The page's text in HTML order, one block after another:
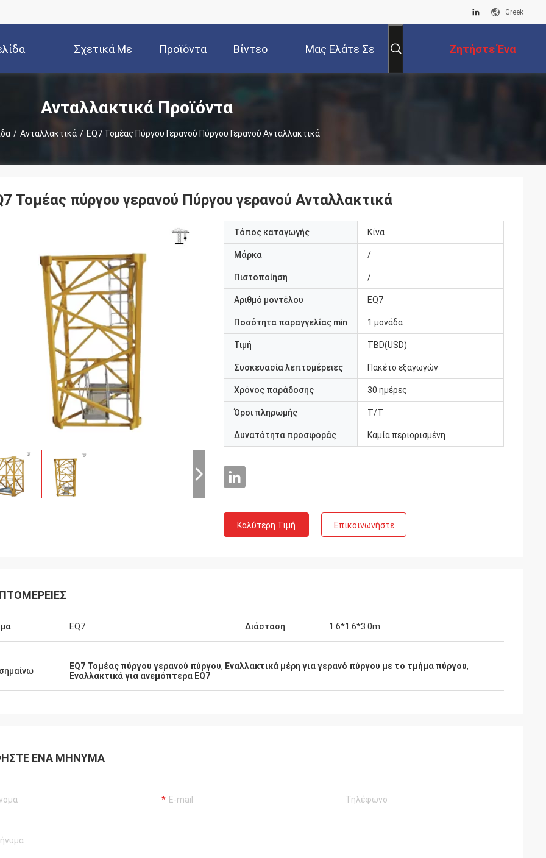
Greek
Σχετικά Με Προϊόντα Βίντεο Μας Ελάτε Σε Ζητήστε Ένα
Απόσπασμα
Ανταλλακτικά Προϊόντα
/ Ανταλλακτικά / EQ7 Τομέας Πύργου Γερανού Πύργου Γερανού Ανταλλακτικά
Τομέας πύργου γερανού Πύργου γερανού Ανταλλακτικά
Τόπος καταγωγής Κίνα
Μάρκα /
Πιστοποίηση /
Αριθμό μοντέλου EQ7
Ποσότητα παραγγελίας min 1 μονάδα
Τιμή TBD(USD)
Συσκευασία λεπτομέρειες Πακέτο εξαγωγών
Χρόνος παράδοσης 30 ημέρες
Όροι πληρωμής Τ/Τ
Δυνατότητα προσφοράς Καμία περιορισμένη
Καλύτερη Τιμή Επικοινωνήστε
EQ7 Διάσταση 1.6*1.6*3.0m
EQ7 Τομέας πύργου γερανού πύργου, Εναλλακτικά μέρη για γερανό πύργου με το τμήμα πύργου,
Εναλλακτικά για ανεμόπτερα EQ7
ΈΝΑ ΜΉΝΥΜΑ